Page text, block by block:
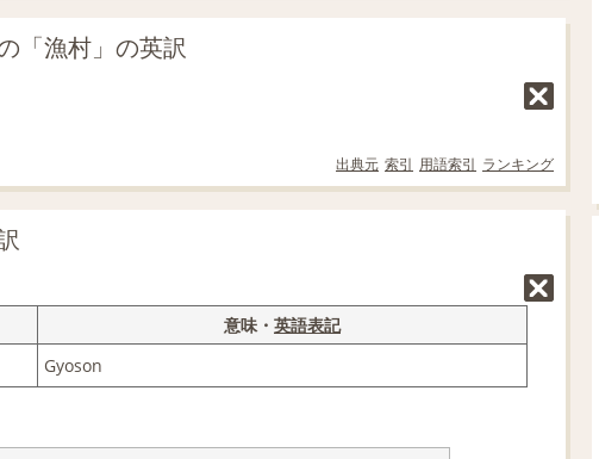
「漁村」の英訳
出典元 索引 用語索引 ランキング
意味・ 英語表記
Gyoson